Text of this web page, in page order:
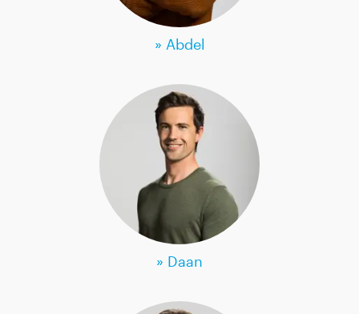
» Abdel
» Daan